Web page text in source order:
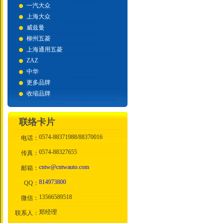
一汽大众
上海大众
威兹曼
柳州五菱
上海通用五菱
ZAZ
中华
更多品牌
收缩品牌
联络卡片
电话： 0574-88371988/88370016
传真： 0574-88327655
邮箱： cntw@cntwauto.com
QQ： 814973800
微信： 13566589518
联系人： 郑经理